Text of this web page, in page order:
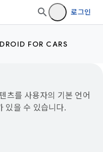
로그인
FOR CARS
츠를 사용자의 기본 언어
있을 수 있습니다.